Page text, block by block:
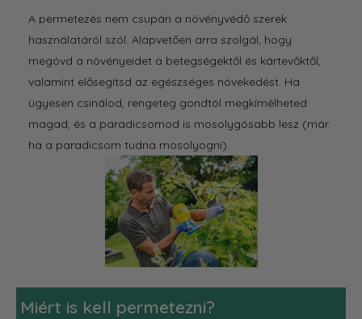
A permetezés nem csupán a növényvédő szerek
használatáról szól. Alapvetően arra szolgál, hogy
megóvd a növényeidet a betegségektől és kártevőktől,
valamint elősegítsd az egészséges növekedést. Ha
ügyesen csinálod, rengeteg gondtól megkímélheted
magad, és a paradicsomod is mosolygósabb lesz (már
ha a paradicsom tudna mosolyogni).
Miért is kell permetezni?